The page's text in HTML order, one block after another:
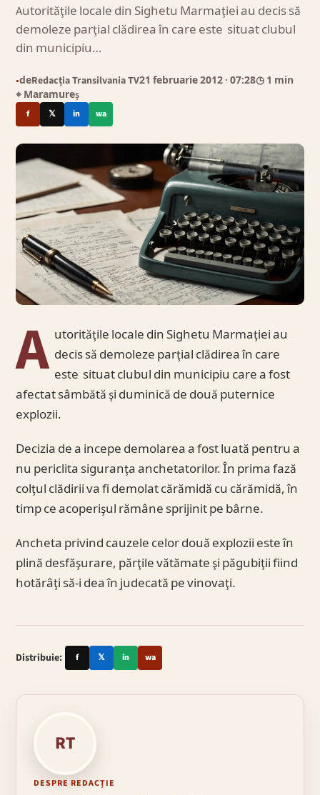
Autorităţile locale din Sighetu Marmaţiei au decis să
demoleze parţial clădirea în care este situat clubul
din municipiu…
●deRedacția Transilvania TV21 februarie 2012 · 07:28◷ 1 min
⌖ Maramureș
f 𝕏 in wa
A utorităţile locale din Sighetu Marmaţiei au
decis să demoleze parţial clădirea în care
este situat clubul din municipiu care a fost
afectat sâmbătă şi duminică de două puternice
explozii.
Decizia de a incepe demolarea a fost luată pentru a
nu periclita siguranţa anchetatorilor. În prima fază
colţul clădirii va fi demolat cărămidă cu cărămidă, în
timp ce acoperişul rămâne sprijinit pe bârne.
Ancheta privind cauzele celor două explozii este în
plină desfăşurare, părţile vătămate şi păgubiţii fiind
hotărâţi să-i dea în judecată pe vinovaţi.
Distribuie: f 𝕏 in wa
RT
DESPRE REDACȚIE